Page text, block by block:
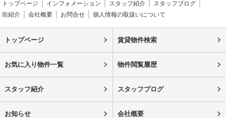
トップページ インフォメーション スタッフ紹介
スタッフブログ
街紹介
会社概要 お問合せ 個人情報の取扱いについて
トップページ 賃貸物件検索
お気に入り物件一覧 物件閲覧履歴
スタッフ紹介 スタッフブログ
お知らせ 会社概要